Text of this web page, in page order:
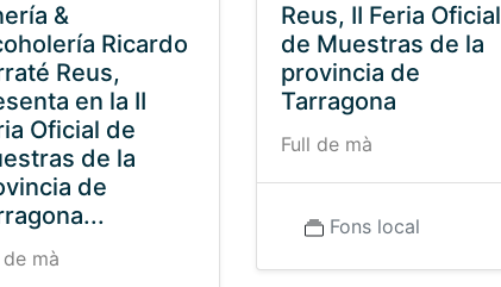
&
Ricardo
Reus,
en la II
Oficial de
de la
de
de mà
Reus, II Feria Oficial
de Muestras de la
provincia de
Tarragona
Full de mà
Fons local